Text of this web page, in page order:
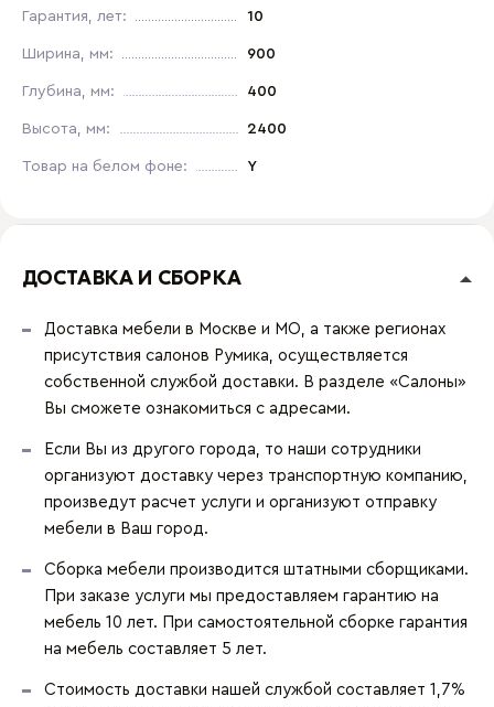
Гарантия, лет: 10
Ширина, мм: 900
Глубина, мм: 400
Высота, мм: 2400
Товар на белом фоне: Y
ДОСТАВКА И СБОРКА
Доставка мебели в Москве и МО, а также регионах
присутствия салонов Румика, осуществляется
собственной службой доставки. В разделе «Салоны»
Вы сможете ознакомиться с адресами.
Если Вы из другого города, то наши сотрудники
организуют доставку через транспортную компанию,
произведут расчет услуги и организуют отправку
мебели в Ваш город.
Сборка мебели производится штатными сборщиками.
При заказе услуги мы предоставляем гарантию на
мебель 10 лет. При самостоятельной сборке гарантия
на мебель составляет 5 лет.
Стоимость доставки нашей службой составляет 1,7%